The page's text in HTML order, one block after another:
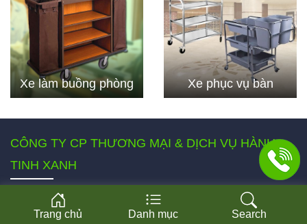
Trang chủ Danh mục Search
Xe làm buồng phòng Xe phục vụ bàn
CÔNG TY CP THƯƠNG MẠI & DỊCH VỤ HÀNH
TINH XANH
ĐỊA CHỈ TRỤ SỞ